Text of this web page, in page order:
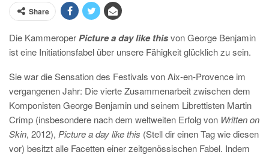
Share
Die KammeroperPicture a day like thisvon George Benjamin
ist eine Initiationsfabel über unsere Fähigkeit glücklich zu sein.
Sie war die Sensation des Festivals von Aix-en-Provence im
vergangenen Jahr: Die vierte Zusammenarbeit zwischen dem
Komponisten George Benjamin und seinem Librettisten Martin
Crimp (insbesondere nach dem weltweiten Erfolg von Written on
Skin, 2012), Picture a day like this (Stell dir einen Tag wie diesen
vor) besitzt alle Facetten einer zeitgenössischen Fabel. Indem